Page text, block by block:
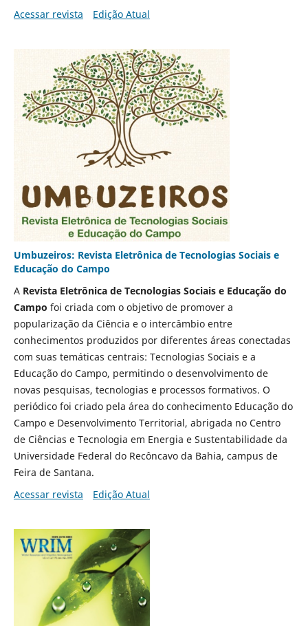
Acessar revista
Edição Atual
Umbuzeiros: Revista Eletrônica de Tecnologias Sociais e
Educação do Campo
A Revista Eletrônica de Tecnologias Sociais e Educação do
Campo foi criada com o objetivo de promover a
popularização da Ciência e o intercâmbio entre
conhecimentos produzidos por diferentes áreas conectadas
com suas temáticas centrais: Tecnologias Sociais e a
Educação do Campo, permitindo o desenvolvimento de
novas pesquisas, tecnologias e processos formativos. O
periódico foi criado pela área do conhecimento Educação do
Campo e Desenvolvimento Territorial, abrigada no Centro
de Ciências e Tecnologia em Energia e Sustentabilidade da
Universidade Federal do Recôncavo da Bahia, campus de
Feira de Santana.
Acessar revista
Edição Atual